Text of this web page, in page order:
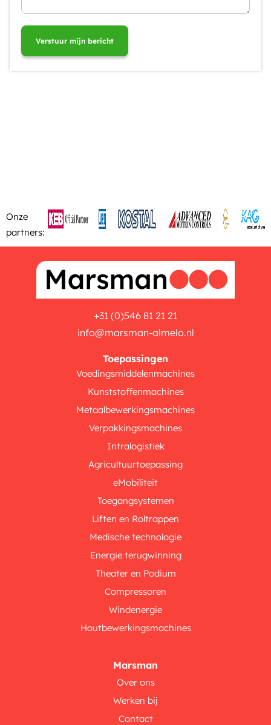
Onze
partners:
+31 (0)546 81 21 21
info@marsman-almelo.nl
Toepassingen
Voedingsmiddelenmachines
Kunststoffenmachines
Metaalbewerkingsmachines
Verpakkingsmachines
Intralogistiek
Agricultuurtoepassing
eMobiliteit
Toegangsystemen
Liften en Roltrappen
Medische technologie
Energie terugwinning
Theater en Podium
Compressoren
Windenergie
Houtbewerkingsmachines
Marsman
Over ons
Werken bij
Contact